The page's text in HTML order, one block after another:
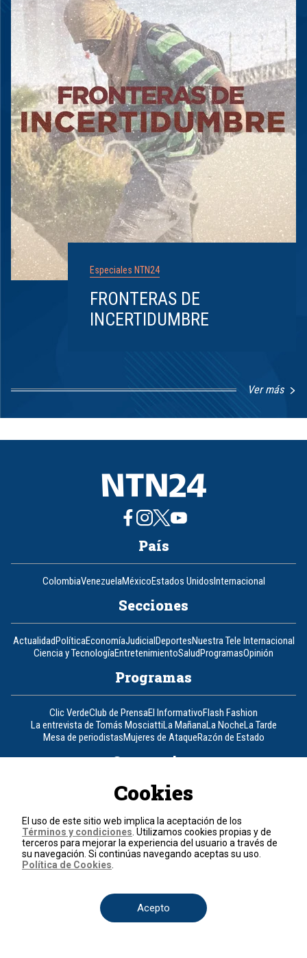
Especiales NTN24
FRONTERAS DE
INCERTIDUMBRE
Ver más
1
8
País
ColombiaVenezuelaMéxicoEstados UnidosInternacional
Secciones
ActualidadPolíticaEconomíaJudicialDeportesNuestra Tele Internacional
Ciencia y TecnologíaEntretenimientoSaludProgramasOpinión
Programas
Clic VerdeClub de PrensaEl InformativoFlash Fashion
La entrevista de Tomás MosciattiLa MañanaLa NocheLa Tarde
Mesa de periodistasMujeres de AtaqueRazón de Estado
Corporativo
Atención al clienteAtención al inversionista
Ventas InternacionalesLínea ÉticaPrensa RCNOBA
Visite también
Nuestra Tele InternacionalNovelas
Un producto de RCN Televisión
RCN Total
Cookies
El uso de este sitio web implica la aceptación de los
Términos y condiciones . Utilizamos cookies propias y de
terceros para mejorar la experiencia del usuario a través de
su navegación. Si continúas navegando aceptas su uso.
Política de Cookies
Acepto